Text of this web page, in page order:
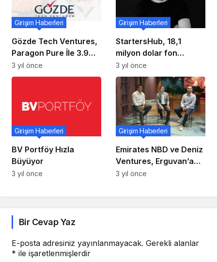
Gözde Tech Ventures,
Paragon Pure İle 3.9
Milyon Dolarlık Tohum
Sermayesi Yatırım
Girişim Haberleri
3 yıl önce
StartersHub, 18,1
milyon dolar fon
büyüklüğüyle 2023’te
10 şirkete yatırım
yapacak
Girişim Haberleri
3 yıl önce
BV Portföy Hızla
Büyüyor
Girişim Haberleri
3 yıl önce
Emirates NBD ve Deniz
Ventures, Erguvan’a
yatırım yaptı
Girişim Haberleri
3 yıl önce
Bir Cevap Yaz
E-posta adresiniz yayınlanmayacak. Gerekli alanlar
* ile işaretlenmişlerdir